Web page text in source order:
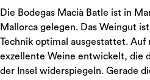
Die Bodegas Macià Batle ist in
Mallorca gelegen. Das Weingut
Technik optimal ausgestattet.
exzellente Weine entwickelt, die
der Insel widerspiegeln. Gerade